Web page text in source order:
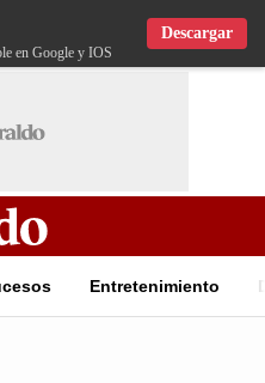
en Google y IOS
Descargar
Entretenimiento